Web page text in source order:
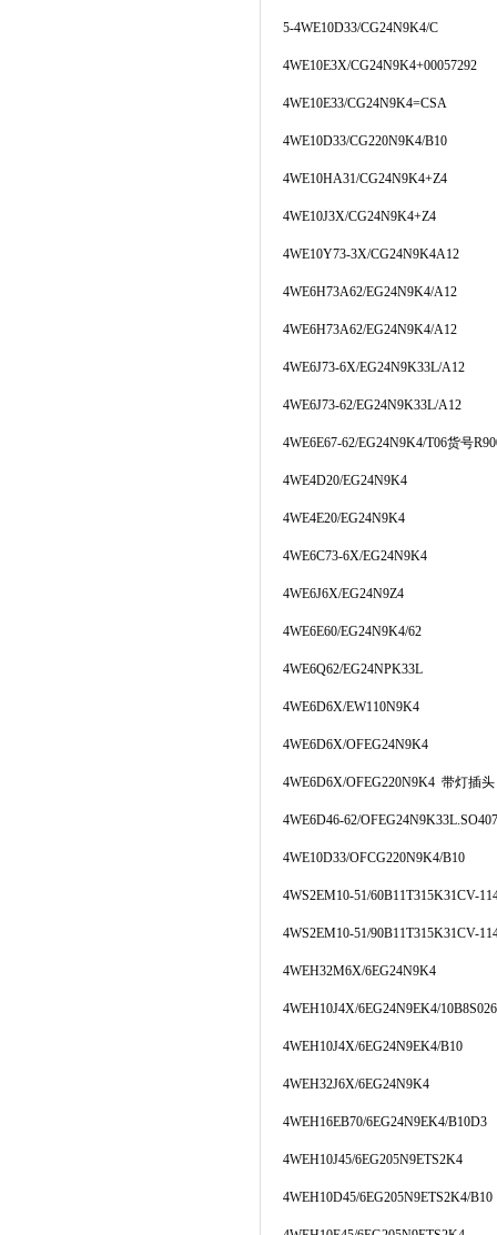
5-4WE10D33/CG24N9K4/C
4WE10E3X/CG24N9K4+00057292
4WE10E33/CG24N9K4=CSA
4WE10D33/CG220N9K4/B10
4WE10HA31/CG24N9K4+Z4
4WE10J3X/CG24N9K4+Z4
4WE10Y73-3X/CG24N9K4A12
4WE6H73A62/EG24N9K4/A12
4WE6H73A62/EG24N9K4/A12
4WE6J73-6X/EG24N9K33L/A12
4WE6J73-62/EG24N9K33L/A12
4WE6E67-62/EG24N9K4/T06货号
4WE4D20/EG24N9K4
4WE4E20/EG24N9K4
4WE6C73-6X/EG24N9K4
4WE6J6X/EG24N9Z4
4WE6E60/EG24N9K4/62
4WE6Q62/EG24NPK33L
4WE6D6X/EW110N9K4
4WE6D6X/OFEG24N9K4
4WE6D6X/OFEG220N9K4 带灯插头
4WE6D46-62/OFEG24N9K33L.SO407
4WE10D33/OFCG220N9K4/B10
4WS2EM10-51/60B11T315K31CV-
4WS2EM10-51/90B11T315K31CV-
4WEH32M6X/6EG24N9K4
4WEH10J4X/6EG24N9EK4/
4WEH10J4X/6EG24N9EK4/B10
4WEH32J6X/6EG24N9K4
4WEH16EB70/6EG24N9EK4/B10D3
4WEH10J45/6EG205N9ETS2K4
4WEH10D45/6EG205N9ETS2K4/B10